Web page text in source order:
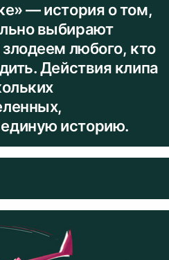
— история о том,
выбирают
злодеем любого, кто
Действия клипа
историю.